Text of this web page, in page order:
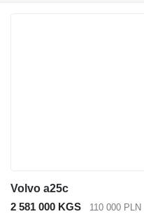
Volvo a25c
2 581 000 KGS
110 000 PLN